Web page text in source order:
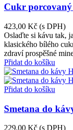
Cukr porcovaný
423,00 Kč (s DPH)
Oslaďte si kávu tak,
klasického bílého
zdraví prospěšné
Přidat do košíku
Přidat do košíku
Smetana do
229,00 Kč (s DPH)